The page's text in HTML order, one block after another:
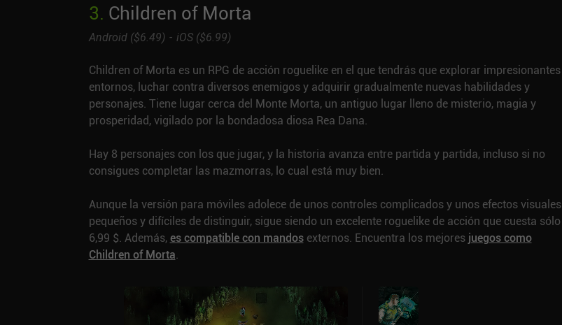
3. Children of Morta
Android ($6.49) iOS ($6.99)
Children of Morta es un RPG de acción roguelike en el que tendrás que explorar impresionantes
entornos, luchar contra diversos enemigos y adquirir gradualmente nuevas habilidades y
personajes. Tiene lugar cerca del Monte Morta, un antiguo lugar lleno de misterio, magia y
prosperidad, vigilado por la bondadosa diosa Rea Dana.
Hay 8 personajes con los que jugar, y la historia avanza entre partida y partida, incluso si no
consigues completar las mazmorras, lo cual está muy bien.
Aunque la versión para móviles adolece de unos controles complicados y unos efectos visuales
pequeños y difíciles de distinguir, sigue siendo un excelente roguelike de acción que cuesta sólo
6,99 $. Además,es compatible con mandosexternos. Encuentra los mejores juegos como
Children of Morta.